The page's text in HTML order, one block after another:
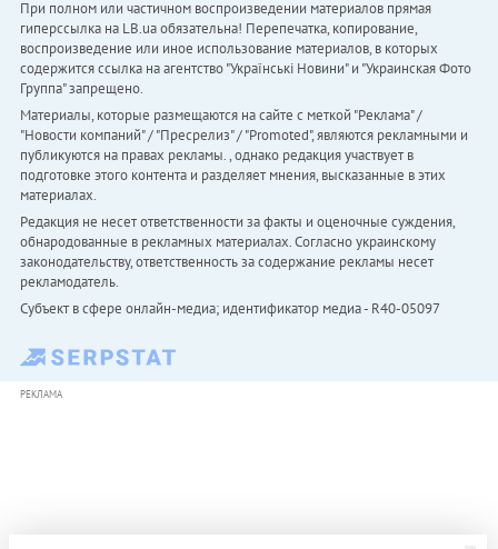
При полном или частичном воспроизведении материалов прямая
гиперссылка на LB.ua обязательна! Перепечатка, копирование,
воспроизведение или иное использование материалов, в которых
содержится ссылка на агентство "Українськi Новини" и "Украинская Фото
Группа" запрещено.
Материалы, которые размещаются на сайте с меткой "Реклама" /
"Новости компаний" / "Пресрелиз" / "Promoted", являются рекламными и
публикуются на правах рекламы. , однако редакция участвует в
подготовке этого контента и разделяет мнения, высказанные в этих
материалах.
Редакция не несет ответственности за факты и оценочные суждения,
обнародованные в рекламных материалах. Согласно украинскому
законодательству, ответственность за содержание рекламы несет
рекламодатель.
Субъект в сфере онлайн-медиа; идентификатор медиа - R40-05097
РЕКЛАМА